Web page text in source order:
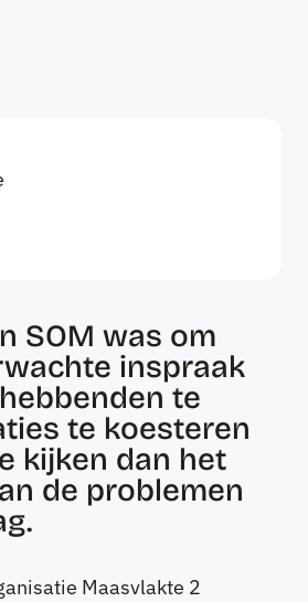
SOM was om
inspraak
te
te koesteren
kijken dan het
de problemen
Maasvlakte 2